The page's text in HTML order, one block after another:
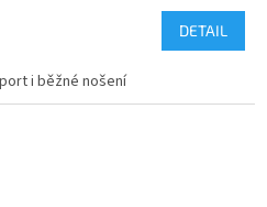
DETAIL
i běžné nošení